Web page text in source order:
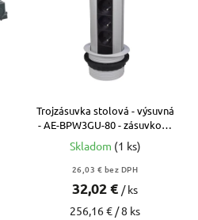
Trojzásuvka stolová - výsuvná
- AE-BPW3GU-80 - zásuvkový
port, 16A, 230V
Skladom (1 ks)
26,03 € bez DPH
32,02 € / ks
256,16 € / 8 ks